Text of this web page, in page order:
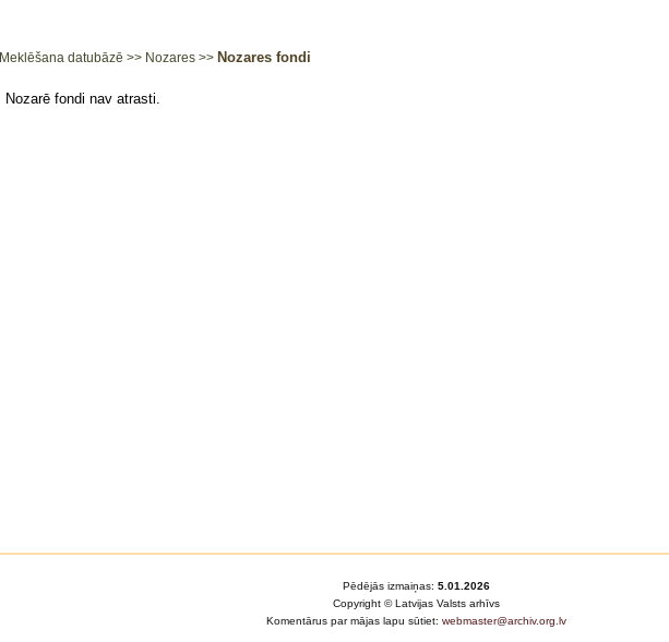
Meklēšana datubāzē >> Nozares >> Nozares fondi
Nozarē fondi nav atrasti.
Pēdējās izmaiņas: 5.01.2026
Copyright © Latvijas Valsts arhīvs
Komentārus par mājas lapu sūtiet: webmaster@archiv.org.lv